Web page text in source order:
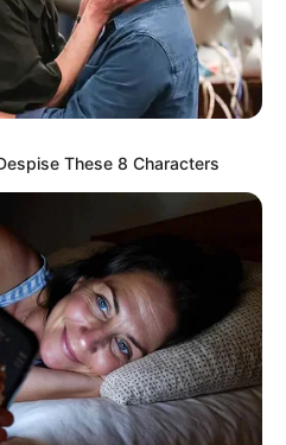
These 8 Characters